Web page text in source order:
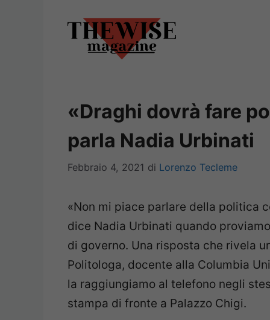
«Draghi dovrà fare
parla Nadia Urbinati
Febbraio 4, 2021 di Lorenzo Tecleme
«Non mi piace parlare della politica
dice Nadia Urbinati quando
di governo. Una risposta che rivela
Politologa, docente alla Columbia
la raggiungiamo al telefono negli
stampa di fronte a Palazzo Chigi.